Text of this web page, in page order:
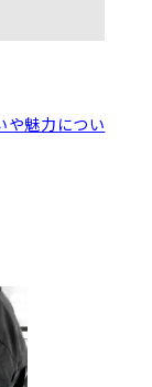
や魅力につい